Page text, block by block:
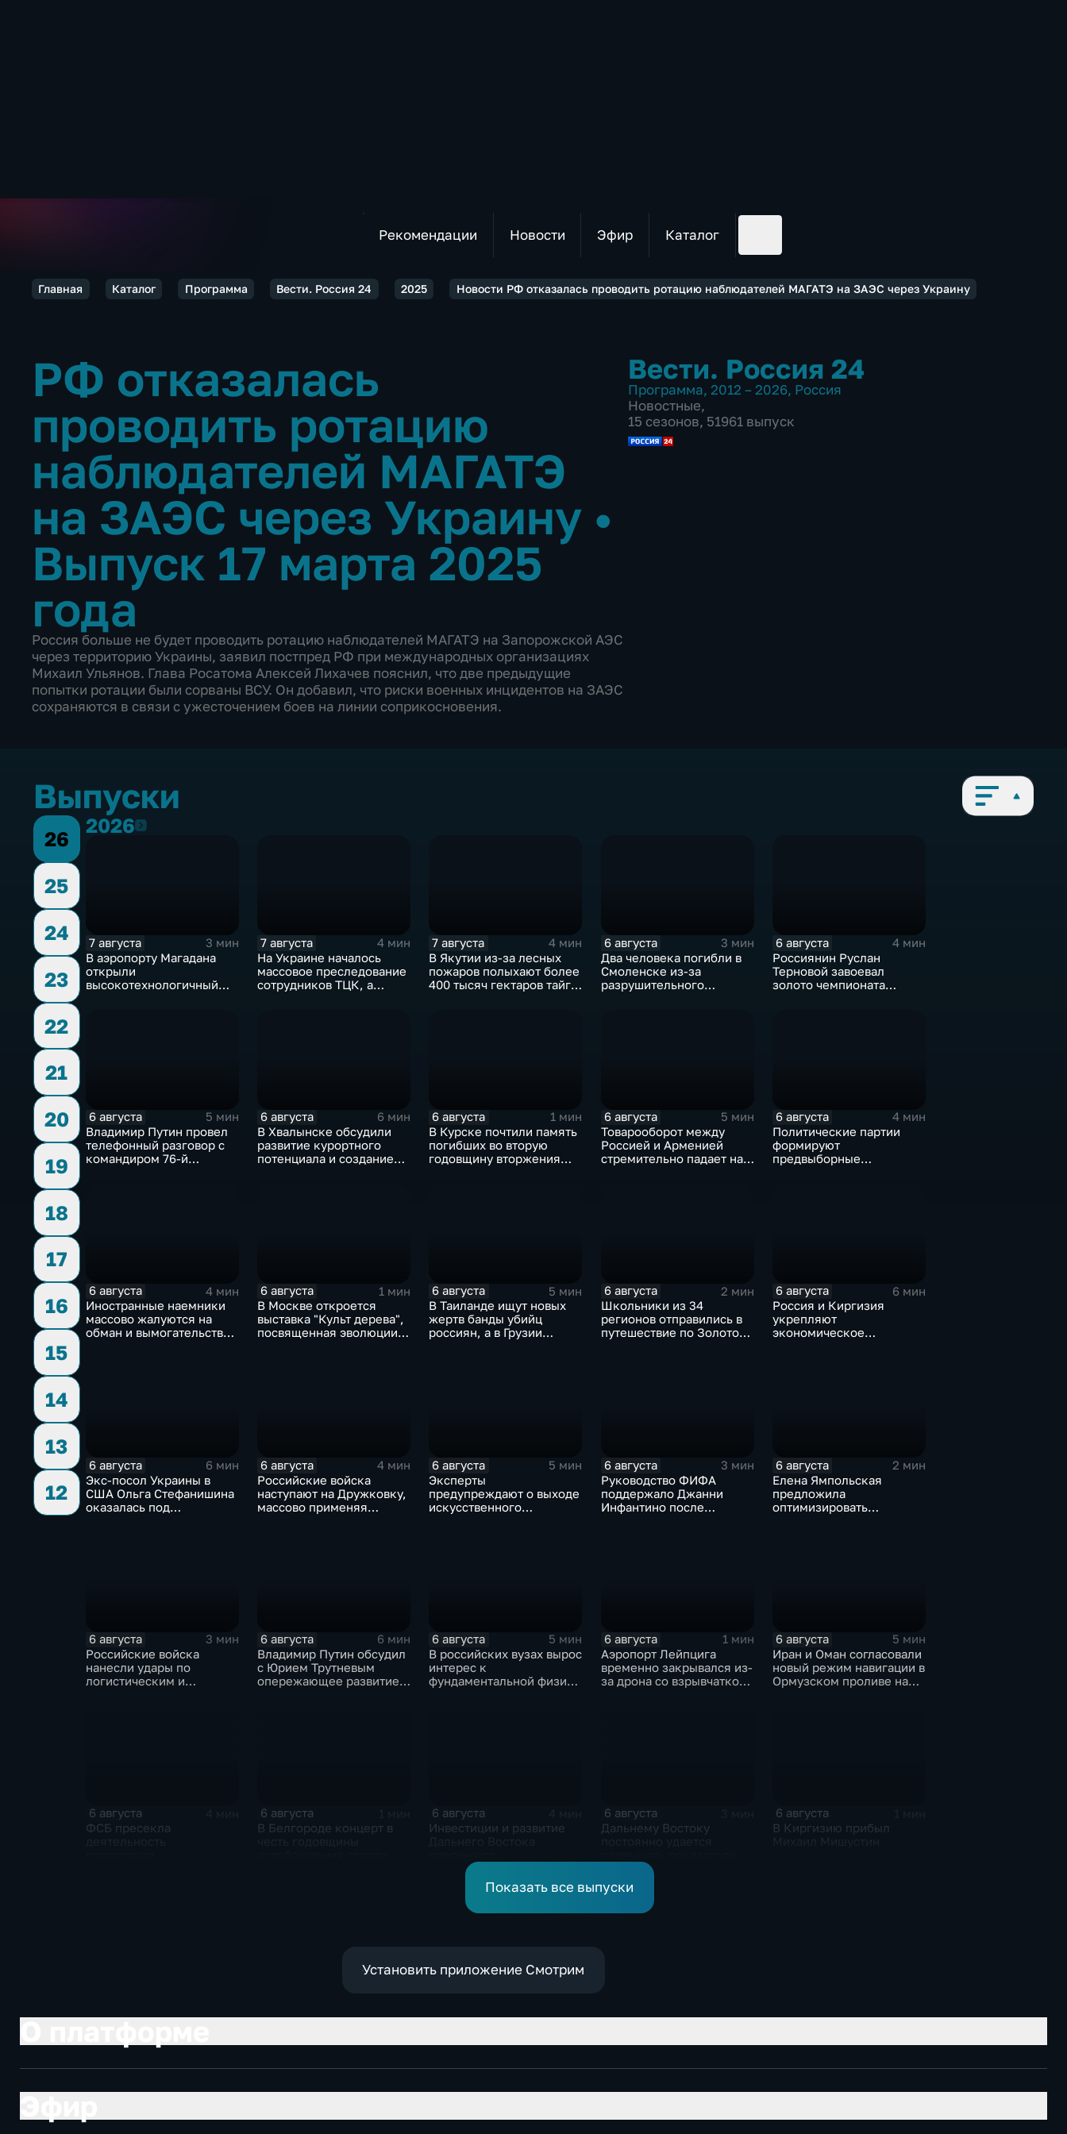
Рекомендации Новости Эфир Каталог
Главная Каталог Программа Вести. Россия 24 2025 Новости РФ отказалась проводить ротацию наблюдателей МАГАТЭ на ЗАЭС через Украину
РФ отказалась
проводить ротацию
наблюдателей МАГАТЭ
на ЗАЭС через Украину •
Выпуск 17 марта 2025
года
Россия больше не будет проводить ротацию наблюдателей МАГАТЭ на Запорожской АЭС
через территорию Украины, заявил постпред РФ при международных организациях
Михаил Ульянов. Глава Росатома Алексей Лихачев пояснил, что две предыдущие
попытки ротации были сорваны ВСУ. Он добавил, что риски военных инцидентов на ЗАЭС
сохраняются в связи с ужесточением боев на линии соприкосновения.
Вести. Россия 24
Программа, 2012 – 2026, Россия
Новостные,
15 сезонов, 51961 выпуск
Выпуски
26
25
24
23
22
21
20
19
18
17
16
15
14
13
12
20262026
7 августа
3 мин
В аэропорту Магадана
открыли
высокотехнологичный
7 августа
4 мин
На Украине началось
массовое преследование
сотрудников ТЦК, а
7 августа
4 мин
В Якутии из-за лесных
пожаров полыхают более
400 тысяч гектаров тайги,
6 августа
3 мин
Два человека погибли в
Смоленске из-за
разрушительного
6 августа
4 мин
Россиянин Руслан
Терновой завоевал
золото чемпионата
6 августа
5 мин
Владимир Путин провел
телефонный разговор с
командиром 76-й
6 августа
6 мин
В Хвалынске обсудили
развитие курортного
потенциала и создание
6 августа
1 мин
В Курске почтили память
погибших во вторую
годовщину вторжения
6 августа
5 мин
Товарооборот между
Россией и Арменией
стремительно падает на
6 августа
4 мин
Политические партии
формируют
предвыборные
6 августа
4 мин
Иностранные наемники
массово жалуются на
обман и вымогательство
6 августа
1 мин
В Москве откроется
выставка "Культ дерева",
посвященная эволюции
6 августа
5 мин
В Таиланде ищут новых
жертв банды убийц
россиян, а в Грузии
6 августа
2 мин
Школьники из 34
регионов отправились в
путешествие по Золотому
6 августа
6 мин
Россия и Киргизия
укрепляют
экономическое
6 августа
6 мин
Экс-посол Украины в
США Ольга Стефанишина
оказалась под
6 августа
4 мин
Российские войска
наступают на Дружковку,
массово применяя
6 августа
5 мин
Эксперты
предупреждают о выходе
искусственного
6 августа
3 мин
Руководство ФИФА
поддержало Джанни
Инфантино после
6 августа
2 мин
Елена Ямпольская
предложила
оптимизировать
6 августа
3 мин
Российские войска
нанесли удары по
логистическим и
6 августа
6 мин
Владимир Путин обсудил
с Юрием Трутневым
опережающее развитие
6 августа
5 мин
В российских вузах вырос
интерес к
фундаментальной физике
6 августа
1 мин
Аэропорт Лейпцига
временно закрывался из-
за дрона со взрывчаткой
6 августа
5 мин
Иран и Оман согласовали
новый режим навигации в
Ормузском проливе на
6 августа
ФСБ пресекла
6 августа
В Белгороде концерт в
6 августа
Инвестиции и развитие
среднероссийские
показатели
6 августа
Дальнему Востоку
привлечения
инвестицийВ
6 августа
В Киргизию прибыл
Показать все выпуски
Установить приложение Смотрим